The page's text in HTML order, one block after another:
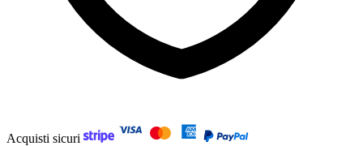
Acquisti sicuri